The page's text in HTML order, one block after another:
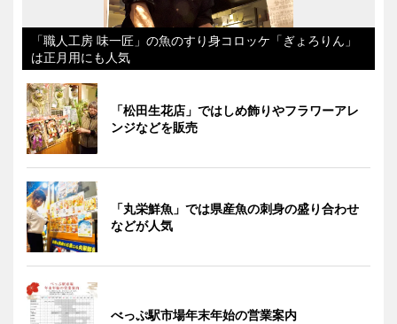
「職人工房 味一匠」の魚のすり身コロッケ「ぎょろりん」
は正月用にも人気
「松田生花店」ではしめ飾りやフラワーアレ
ンジなどを販売
「丸栄鮮魚」では県産魚の刺身の盛り合わせ
などが人気
べっぷ駅市場年末年始の営業案内